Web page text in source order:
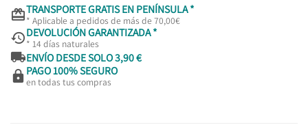
TRANSPORTE GRATIS EN PENÍNSULA *
* Aplicable a pedidos de más de 70,00€
DEVOLUCIÓN GARANTIZADA *
* 14 días naturales
ENVÍO DESDE SOLO 3,90 €
 PAGO 100% SEGURO
en todas tus compras